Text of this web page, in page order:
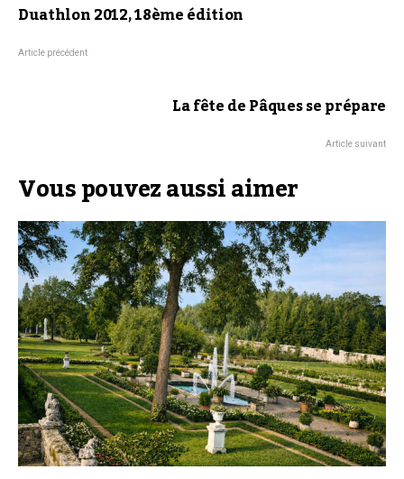
Duathlon 2012, 18ème édition
Article précédent
La fête de Pâques se prépare
Article suivant
Vous pouvez aussi aimer